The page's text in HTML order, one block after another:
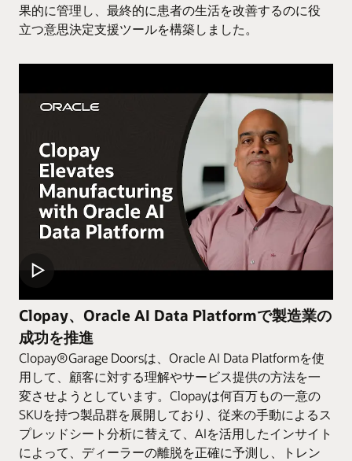
果的に管理し、最終的に患者の生活を改善するのに役
立つ意思決定支援ツールを構築しました。
Clopay、Oracle AI Data Platformで製造業の
成功を推進
Clopay®Garage Doorsは、Oracle AI Data Platformを使
用して、顧客に対する理解やサービス提供の方法を一
変させようとしています。Clopayは何百万もの一意の
SKUを持つ製品群を展開しており、従来の手動によるス
プレッドシート分析に替えて、AIを活用したインサイト
によって、ディーラーの離脱を正確に予測し、トレン